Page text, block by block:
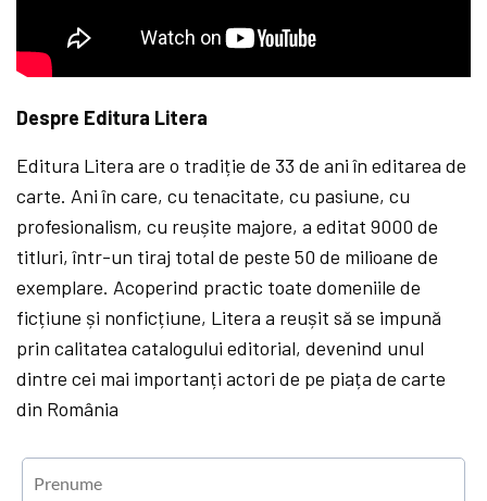
Despre Editura Litera
Editura Litera are o tradiție de 33 de ani în editarea de
carte. Ani în care, cu tenacitate, cu pasiune, cu
profesionalism, cu reușite majore, a editat 9000 de
titluri, într-un tiraj total de peste 50 de milioane de
exemplare. Acoperind practic toate domeniile de
ficțiune și nonficțiune, Litera a reușit să se impună
prin calitatea catalogului editorial, devenind unul
dintre cei mai importanți actori de pe piața de carte
din România